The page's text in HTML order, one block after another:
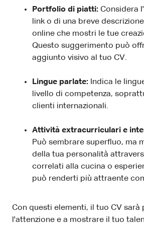
Portfolio di piatti: Considera
link o di una breve
online che mostri le tue
Questo suggerimento può
aggiunto visivo al tuo CV.
Lingue parlate: Indica le
livello di competenza,
clienti internazionali.
Attività extracurriculari e
Può sembrare superfluo, ma
della tua personalità
correlati alla cucina o
può renderti più attraente
Con questi elementi, il tuo CV
l'attenzione e a mostrare il tuo